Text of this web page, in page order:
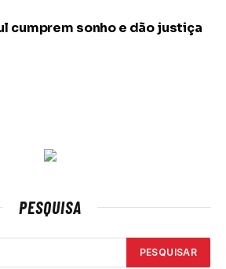
cumprem sonho e dão justiça
PESQUISA